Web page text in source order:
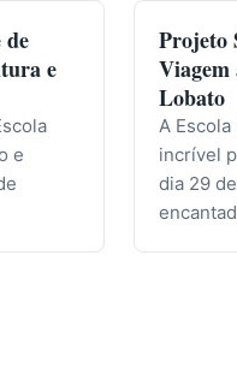
e
e
Projeto
Lobato
A
incrível
dia 29